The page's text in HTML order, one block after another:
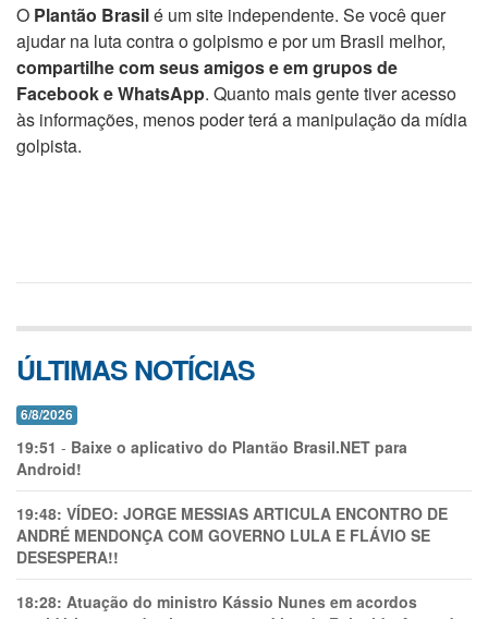
O Plantão Brasilé um site independente. Se você quer
ajudar na luta contra o golpismo e por um Brasil melhor,
compartilhe com seus amigos e em grupos de
Facebook e WhatsApp. Quanto mais gente tiver acesso
às informações, menos poder terá a manipulação da mídia
golpista.
ÚLTIMAS NOTÍCIAS
6/8/2026
19:51 - Baixe o aplicativo do Plantão Brasil.NET para
Android!
19:48: VÍDEO: JORGE MESSIAS ARTICULA ENCONTRO DE
ANDRÉ MENDONÇA COM GOVERNO LULA E FLÁVIO SE
DESESPERA!!
18:28: Atuação do ministro Kássio Nunes em acordos